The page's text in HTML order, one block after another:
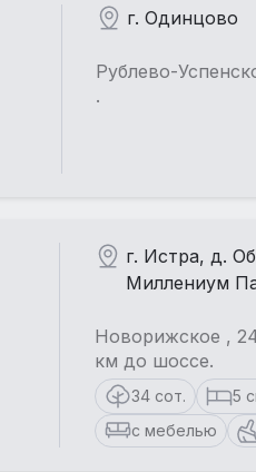
г. Одинцово
Рублево-
.
г. Истра, д.
Миллениум
Новорижское ,
км до шоссе.
34 сот.
5
с мебелью